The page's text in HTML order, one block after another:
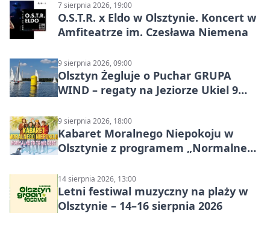
7 sierpnia 2026, 19:00
O.S.T.R. x Eldo w Olsztynie. Koncert w
Amfiteatrze im. Czesława Niemena
9 sierpnia 2026, 09:00
Olsztyn Żegluje o Puchar GRUPA
WIND – regaty na Jeziorze Ukiel 9
9 sierpnia 2026, 18:00
Kabaret Moralnego Niepokoju w
Olsztynie z programem „Normalne
14 sierpnia 2026, 13:00
Letni festiwal muzyczny na plaży w
Olsztynie – 14–16 sierpnia 2026